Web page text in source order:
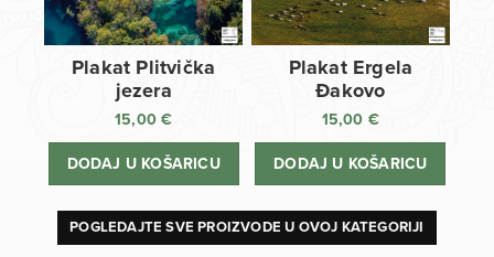
Plakat Plitvička
jezera
15,00€
DODAJ U KOŠARICU
Plakat Ergela
Đakovo
15,00 €
DODAJ U KOŠARICU
POGLEDAJTE SVE PROIZVODE U OVOJ KATEGORIJI